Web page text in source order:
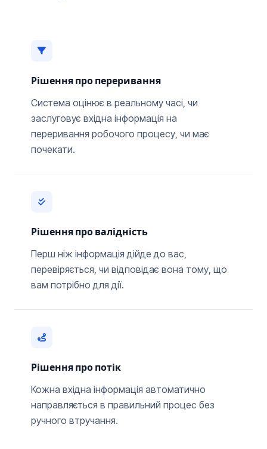
Рішення про переривання
Система оцінює в реальному часі, чи
заслуговує вхідна інформація на
переривання робочого процесу, чи має
почекати.
Рішення про валідність
Перш ніж інформація дійде до вас,
перевіряється, чи відповідає вона тому, що
вам потрібно для дії.
Рішення про потік
Кожна вхідна інформація автоматично
направляється в правильний процес без
ручного втручання.